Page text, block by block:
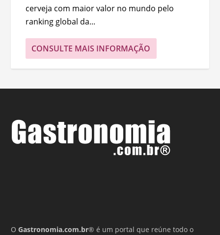
cerveja com maior valor no mundo pelo
ranking global da...
CONSULTE MAIS INFORMAÇÃO
OGastronomia.com.br® é um portal que reúne todo o